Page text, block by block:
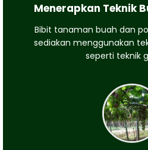
Menerapkan Teknik
Bibit tanaman buah dan
sediakan menggunakan
seperti teknik